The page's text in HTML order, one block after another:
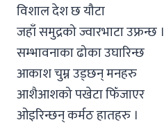
विशाल देश छ यौटा
जहाँ समुद्रको ज्वारभाटा उफ्रन्छ ।
सम्भावनाका ढोका उघारिन्छ
आकाश चुम्न उड्छन् मनहरु
आशैआशको पखेटा फिँजाएर
ओइरिन्छन् कर्मठ हातहरु ।